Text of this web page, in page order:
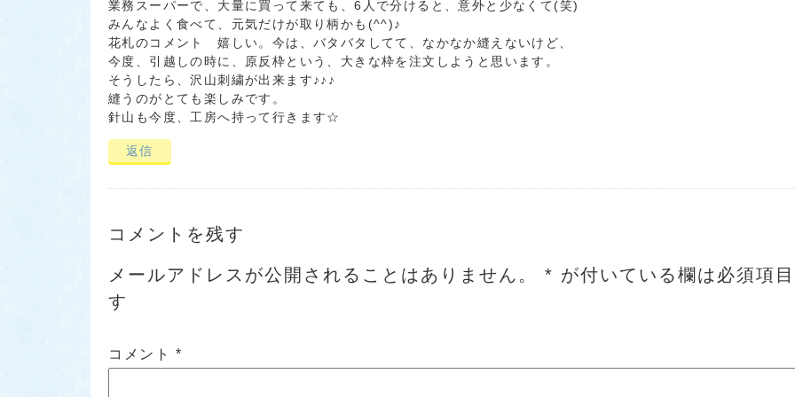
業務スーパーで、大量に買って来ても、6人で分けると、意外と少なくて(笑)
みんなよく食べて、元気だけが取り柄かも(^^)♪
花札のコメント 嬉しい。今は、バタバタしてて、なかなか縫えないけど、
今度、引越しの時に、原反枠という、大きな枠を注文しようと思います。
そうしたら、沢山刺繍が出来ます♪♪♪
縫うのがとても楽しみです。
針山も今度、工房へ持って行きます☆
返信
コメントを残す
メールアドレスが公開されることはありません。 * が付いている欄は必須項
す
コメント *